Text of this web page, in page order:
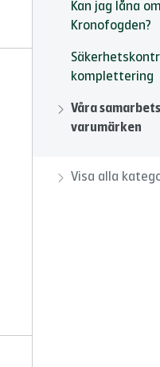
Kan jag låna
Kronofogden?
komplettering
Våra
varumärken
Visa alla